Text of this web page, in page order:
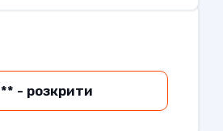
380 *** *** - розкрити